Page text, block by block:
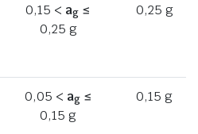
0,15 < ag ≤
0,25 g
0,25 g
0,05 < ag≤
0,15 g
0,15 g